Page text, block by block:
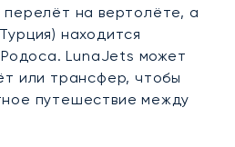
на вертолёте, а
находится
LunaJets может
или трансфер, чтобы
путешествие между